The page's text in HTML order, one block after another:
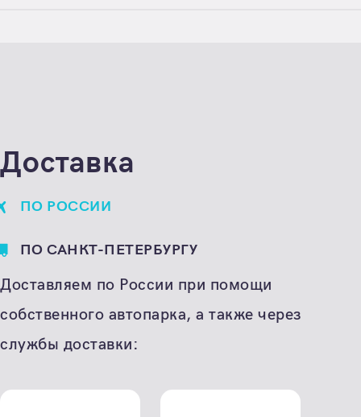
ПО РОССИИ
ПО САНКТ-ПЕТЕРБУРГУ
Доставка
Доставляем по России при помощи
собственного автопарка, а также через
службы доставки: